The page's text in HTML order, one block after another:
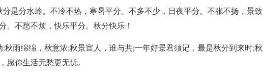
分是分水岭。不冷不热，寒暑平分。不多不少，日夜平分。不张不扬，景致
。不愁不烦，快乐平分。秋分快乐！
;秋雨绵绵，秋意浓;秋景宜人，谁与共;一年好景君须记，最是秋分到来时;秋
愿你生活无愁更无忧。